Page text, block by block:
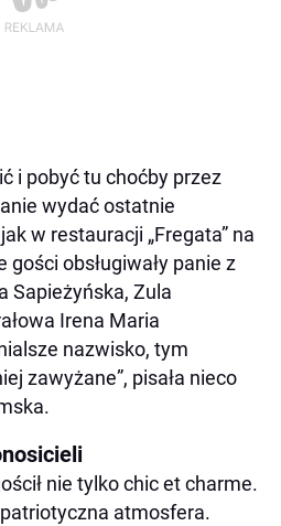
i pobyć tu choćby przez
wydać ostatnie
w restauracji „Fregata” na
obsługiwały panie z
Sapieżyńska, Zula
Irena Maria
nazwisko, tym
zawyżane”, pisała nieco
nie tylko chic et charme.
patriotyczna atmosfera.